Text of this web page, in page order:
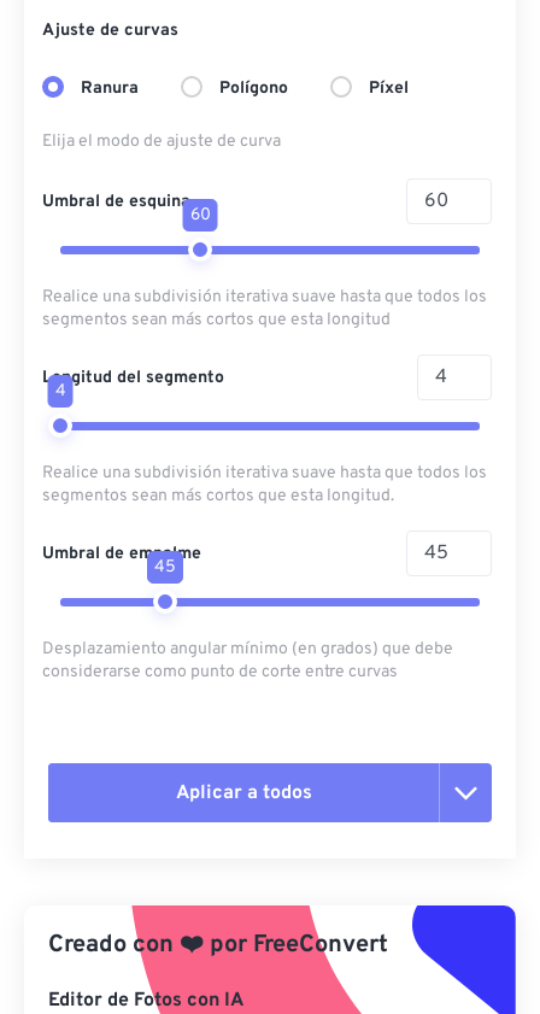
Ajuste de curvas
Ranura Polígono Píxel
Elija el modo de ajuste de curva
Umbral de esquina
60
Realice una subdivisión iterativa suave hasta que todos los
segmentos sean más cortos que esta longitud
Longitud del segmento
4
Realice una subdivisión iterativa suave hasta que todos los
segmentos sean más cortos que esta longitud.
Umbral de empalme
45
Desplazamiento angular mínimo (en grados) que debe
considerarse como punto de corte entre curvas
Aplicar a todos
Aplicar desde el ajuste preestablecido
Guardar como preestablecido
Creado con ❤️ por FreeConvert
Editor de Fotos con IA